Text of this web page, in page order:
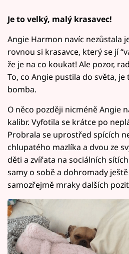
Je to velký, malý krasavec!
Angie Harmon navíc nezůstala
rovnou si krasavce, který se jí
že je na co koukat! Ale pozor,
To, co Angie pustila do světa,
bomba.
O něco později nicméně Angie
kalibr. Vyfotila se krátce po
Probrala se uprostřed spících
chlupatého mazlíka a dvou ze
děti a zvířata na sociálních
samy o sobě a dohromady
samozřejmě mraky dalších